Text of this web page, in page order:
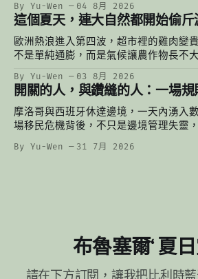
論。
By Yu-Wen 04 8月 2026
這個夏天，連大自然都開始偷斤
歐洲熱浪進入第四波，超市裡的雞肉變
不是單純通膨，而是氣候讓農作物長不
何悄悄改變我們的餐桌。
By Yu-Wen 03 8月 2026
開關的人，與鑽縫的人：一場
摩洛哥與西班牙休達邊境，一天內湧入
場移民危機背後，不只是邊境管理失靈
終夾在兩者之間。
By Yu-Wen 31 7月 2026
布魯塞爾‘ 夏
請在下方訂閱，讓我把比利時